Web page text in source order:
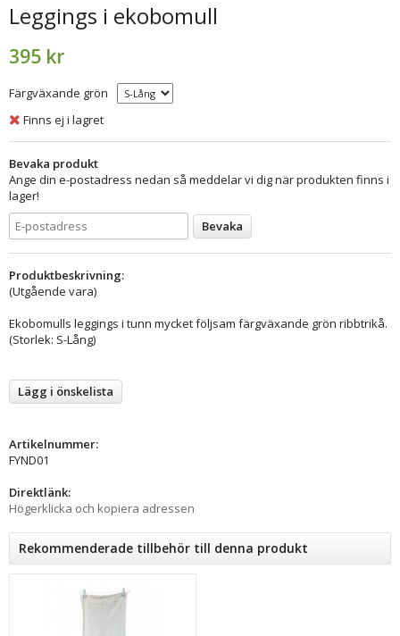
Leggings i ekobomull
395 kr
Färgväxande grön
Finns ej i lagret
Bevaka produkt
Ange din e-postadress nedan så meddelar vi dig när produkten finns i
lager!
Bevaka
Produktbeskrivning:
(Utgående vara)
Ekobomulls leggings i tunn mycket följsam färgväxande grön ribbtrikå.
(Storlek: S-Lång)
Lägg i önskelista
Artikelnummer:
FYND01
Direktlänk:
Högerklicka och kopiera adressen
Rekommenderade tillbehör till denna produkt